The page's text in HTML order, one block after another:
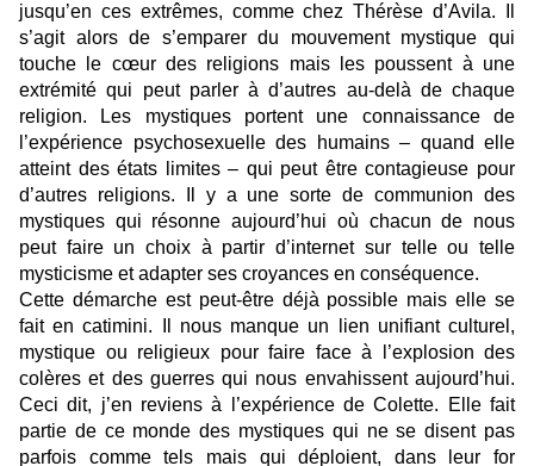
jusqu’en ces extrêmes, comme chez Thérèse d’Avila. Il
s’agit alors de s’emparer du mouvement mystique qui
touche le cœur des religions mais les poussent à une
extrémité qui peut parler à d’autres au-delà de chaque
religion. Les mystiques portent une connaissance de
l’expérience psychosexuelle des humains – quand elle
atteint des états limites – qui peut être contagieuse pour
d’autres religions. Il y a une sorte de communion des
mystiques qui résonne aujourd’hui où chacun de nous
peut faire un choix à partir d’internet sur telle ou telle
mysticisme et adapter ses croyances en conséquence.
Cette démarche est peut-être déjà possible mais elle se
fait en catimini. Il nous manque un lien unifiant culturel,
mystique ou religieux pour faire face à l’explosion des
colères et des guerres qui nous envahissent aujourd’hui.
Ceci dit, j’en reviens à l’expérience de Colette. Elle fait
partie de ce monde des mystiques qui ne se disent pas
parfois comme tels mais qui déploient, dans leur for